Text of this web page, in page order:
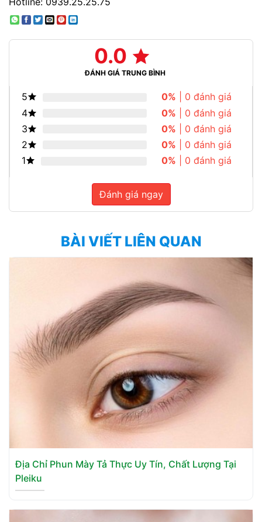
0.0
ĐÁNH GIÁ TRUNG BÌNH
5 0% | 0 đánh giá
4
0% | 0 đánh giá
3
0% | 0 đánh giá
2
0% | 0 đánh giá
1
0% | 0 đánh giá
Đánh giá ngay
BÀI VIẾT LIÊN QUAN
Địa Chỉ Phun Mày Tả Thực Uy Tín, Chất Lượng Tại
Pleiku